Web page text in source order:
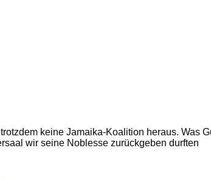
keine Jamaika-Koalition heraus. Was
wir seine Noblesse zurückgeben durften